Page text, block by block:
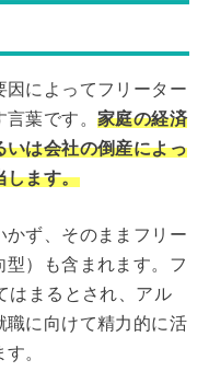
因によってフリーター
葉です。 家庭の経済
いは会社の倒産によっ
します。
かず、そのままフリー
型）も含まれます。フ
はまるとされ、アル
職に向けて精力的に活
。